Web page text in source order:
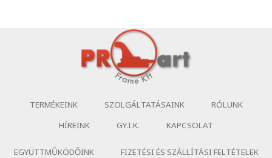
TERMÉKEINK SZOLGÁLTATÁSAINK
RÓLUNK
HÍREINK
GY.I.K. KAPCSOLAT
EGYÜTTMŰKÖDŐINK
FIZETÉSI ÉS SZÁLLÍTÁSI FELTÉTELEK